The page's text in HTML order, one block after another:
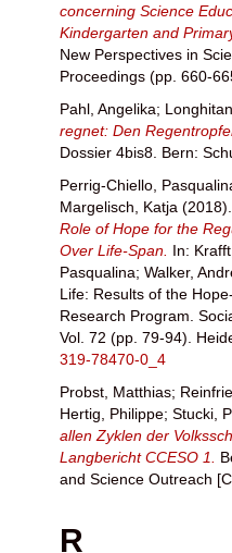
concerning Science
Kindergarten and
New Perspectives in
Proceedings (pp. 660-
Pahl, Angelika;
regnet: Den
Dossier 4bis8. Bern:
Perrig-Chiello,
Margelisch, Katja (2018).
Role of Hope for the
Over Life-Span. In:
Pasqualina; Walker,
Life: Results of the
Research Program.
Vol. 72 (pp. 79-94).
319-78470-0_4
Probst, Matthias;
Hertig, Philippe; Stucki,
allen Zyklen der
Langbericht CCESO 1.
and Science Outreach
R